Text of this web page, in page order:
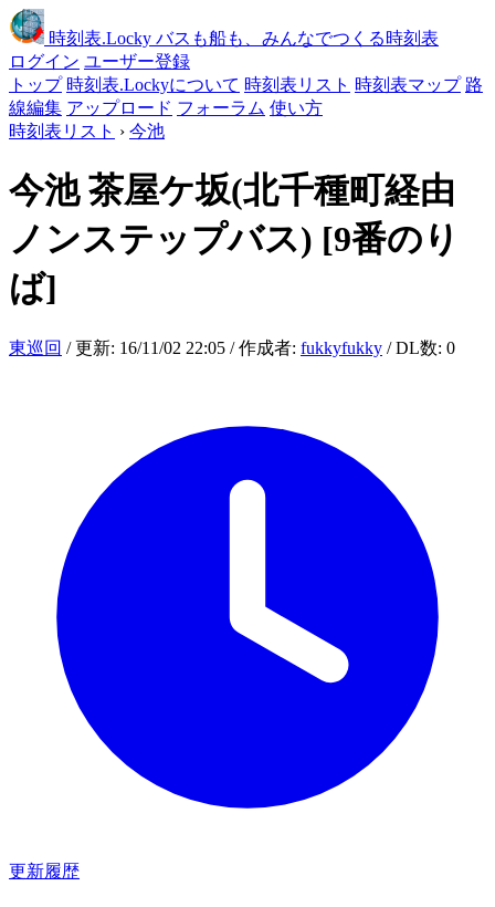
時刻表.Locky バスも船も、みんなでつくる時刻表
ログイン ユーザー登録
トップ 時刻表.Lockyについて 時刻表リスト 時刻表マップ 路
線編集 アップロード フォーラム 使い方
時刻表リスト › 今池
今池茶屋ケ坂(北千種町経由
ノンステップバス) [9番のり
ば]
東巡回 / 更新: 16/11/02 22:05 / 作成者: fukkyfukky / DL数: 0
更新履歴